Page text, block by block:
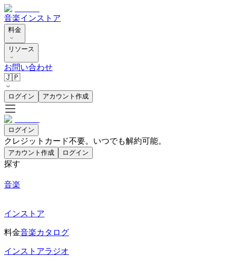
音楽インストア
料金
リソース
お問い合わせ
🇯🇵
ログイン アカウント作成
ログイン
クレジットカード不要。いつでも解約可能。
アカウント作成 ログイン
探す
音楽
インストア
料金音楽カタログ
インストアラジオ